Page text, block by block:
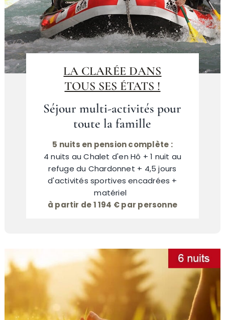
LA CLARÉE DANS
TOUS SES ÉTATS !
Séjour multi-activités pour
toute la famille
5 nuits en pension complète :
4 nuits au Chalet d'en Hô + 1 nuit au
refuge du Chardonnet + 4,5 jours
d'activités sportives encadrées +
matériel
à partir de 1 194 € par personne